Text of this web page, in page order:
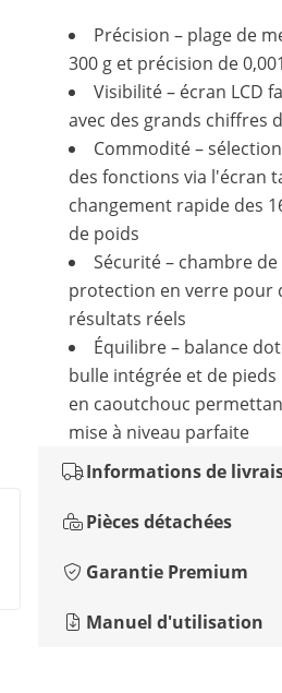
Précision – plage de
300 g et précision de
Visibilité – écran LCD
avec des grands chiffres
Commodité –
des fonctions via l'écran
changement rapide des
de poids
Sécurité – chambre de
protection en verre pour
résultats réels
Équilibre – balance
bulle intégrée et de pieds
en caoutchouc
mise à niveau parfaite
Informations de
Pièces détachées
Garantie Premium
Manuel d'utilisation